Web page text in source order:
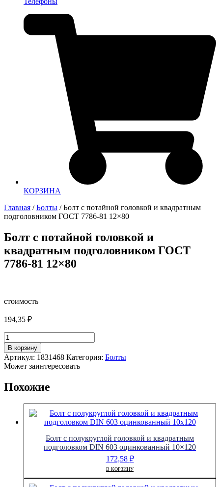
КОРЗИНА
Главная /Болты / Болт с потайной головкой и квадратным
подголовником ГОСТ 7786-81 12×80
Болт с потайной головкой и
квадратным подголовником ГОСТ
7786-81 12×80
стоимость
194,35 ₽
Количество
товара
Болт
с
потайной
и
подголовником
7786-
В корзину
Артикул: 1831468 Категория: Болты
Может заинтересовать
Похожие
Болт с полукруглой головкой и квадратным
подголовком DIN 603 оцинкованный 10×120
172,58 ₽
В КОРЗИНУ